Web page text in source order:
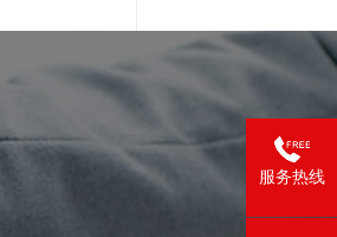
服务热线